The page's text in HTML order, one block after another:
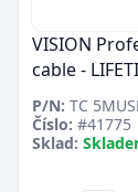
VISION
cable -
P/N: TC
Číslo: #41775
Sklad: